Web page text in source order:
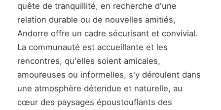
quête de tranquillité, en recherche d'une
relation durable ou de nouvelles amitiés,
Andorre offre un cadre sécurisant et convivial.
La communauté est accueillante et les
rencontres, qu'elles soient amicales,
amoureuses ou informelles, s'y déroulent dans
une atmosphère détendue et naturelle, au
cœur des paysages époustouflants des